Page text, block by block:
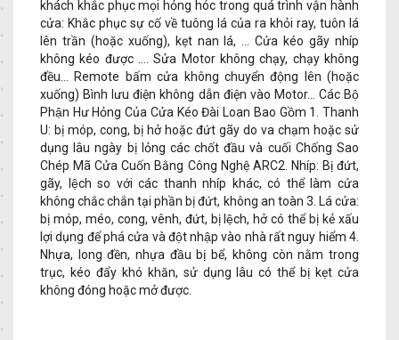
khách khắc phục mọi hỏng hóc trong quá trình vận hành
cửa: Khắc phục sự cố về tuông lá của ra khỏi ray, tuôn lá
lên trần (hoặc xuống), kẹt nan lá, ... Cửa kéo gãy nhíp
không kéo được .... Sửa Motor không chạy, chạy không
đều... Remote bấm cửa không chuyển động lên (hoặc
xuống) Bình lưu điện không dẫn điện vào Motor... Các Bộ
Phận Hư Hỏng Của Cửa Kéo Đài Loan Bao Gồm 1. Thanh
U: bị móp, cong, bị hở hoặc đứt gãy do va chạm hoặc sử
dụng lâu ngày bị lỏng các chốt đầu và cuối Chống Sao
Chép Mã Cửa Cuốn Bằng Công Nghệ ARC2. Nhíp: Bị đứt,
gãy, lệch so với các thanh nhíp khác, có thể làm cửa
không chắc chắn tại phần bị đứt, không an toàn 3. Lá cửa:
bị móp, méo, cong, vênh, đứt, bị lệch, hở có thể bị kẻ xấu
lợi dụng để phá cửa và đột nhập vào nhà rất nguy hiểm 4.
Nhựa, long đền, nhựa đầu bị bể, không còn nằm trong
trục, kéo đẩy khó khăn, sử dụng lâu có thể bị kẹt cửa
không đóng hoặc mở được.